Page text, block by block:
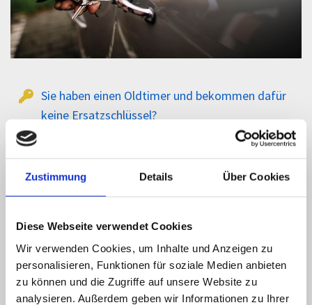
Zustimmung Details Über Cookies
Diese Webseite verwendet Cookies
Wir verwenden Cookies, um Inhalte und Anzeigen zu
personalisieren, Funktionen für soziale Medien anbieten
zu können und die Zugriffe auf unsere Website zu
analysieren. Außerdem geben wir Informationen zu Ihrer
Sie haben einen Oldtimer und bekommen dafür
keine Ersatzschlüssel?
Sie haben einen Oldtimer und haben gar keinen
Schlüssel mehr?
Sie haben Probleme mit Ihren
Auch dafür sind wir Spezialist! Für nahezu alle
Hersteller haben wir die Schlüsselrohlinge auf
Lager! Egal ob für Pkw, Lkw oder Motorräder.